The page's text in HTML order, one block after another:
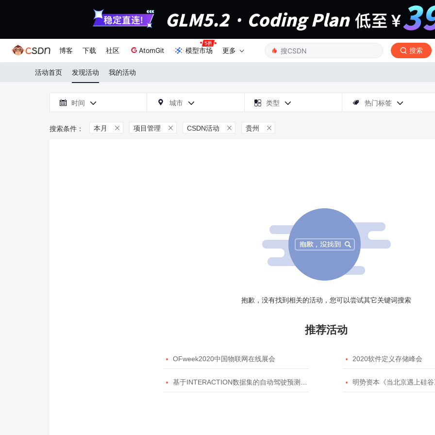
博客 下载 社区 AtomGit 模型市场 更多 搜索
活动首页 发现活动 我的活动
 时间   城市   类型   热门标签 
本月  项目管理  CSDN活动  贵州 
抱歉，没有找到相关的活动，您可以尝试其它关键词搜索
推荐活动
 OFweek2020中国物联网在线展会  2020软件定义存储峰会
 基于INTERACTION数据集的自动驾驶预测模型挑战赛  明势资本《当北京遇上硅谷》系列